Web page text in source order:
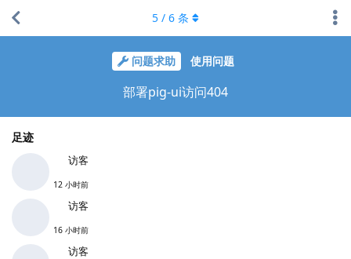
问题求助 使用问题
部署pig-ui访问404
足迹
访客
12 小时前
访客
16 小时前
访客
5 / 6 条